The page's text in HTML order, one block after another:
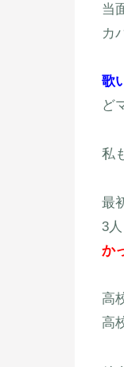
当
カ
歌
ど
私
最
3
か
高
高